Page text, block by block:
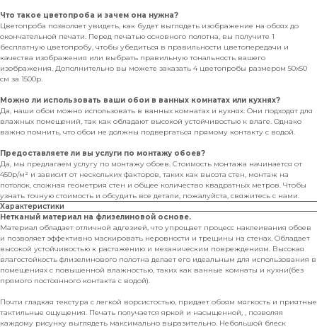
Что такое цветопроба и зачем она нужна?
Цветопроба позволяет увидеть, как будет выглядеть изображение на обоях до
окончательной печати. Перед печатью основного полотна, вы получите 1
бесплатную цветопробу, чтобы убедиться в правильности цветопередачи и
качества изображения или выбрать правильную тональность вашего
изображения. Дополнительно вы можете заказать 4 цветопробы размером 50х50
см за 1500р.
Можно ли использовать ваши обои в ванных комнатах или кухнях?
Да, наши обои можно использовать в ванных комнатах и кухнях. Они подходят для
влажных помещений, так как обладают высокой устойчивостью к влаге. Однако
важно помнить, что обои не должны подвергаться прямому контакту с водой.
Предоставляете ли вы услуги по монтажу обоев?
Да, мы предлагаем услугу по монтажу обоев. Стоимость монтажа начинается от
450р/м² и зависит от нескольких факторов, таких как высота стен, монтаж на
потолок, сложная геометрия стен и общее количество квадратных метров. Чтобы
узнать точную стоимость и обсудить все детали, пожалуйста, свяжитесь с нами.
Характеристики
Нетканый материал на флизелиновой основе.
Материал обладает отличной адгезией, что упрощает процесс наклеивания обоев
и позволяет эффективно маскировать неровности и трещины на стенах. Обладает
высокой устойчивостью к растяжению и механическим повреждениям. Высокая
влагостойкость флизелинового полотна делает его идеальным для использования в
помещениях с повышенной влажностью, таких как ванные комнаты и кухни(без
прямого постоянного контакта с водой).
Почти гладкая текстура с легкой ворсистостью, придает обоям мягкость и приятные
тактильные ощущения. Печать получается яркой и насыщенной, , позволяя
каждому рисунку выглядеть максимально выразительно. Небольшой блеск